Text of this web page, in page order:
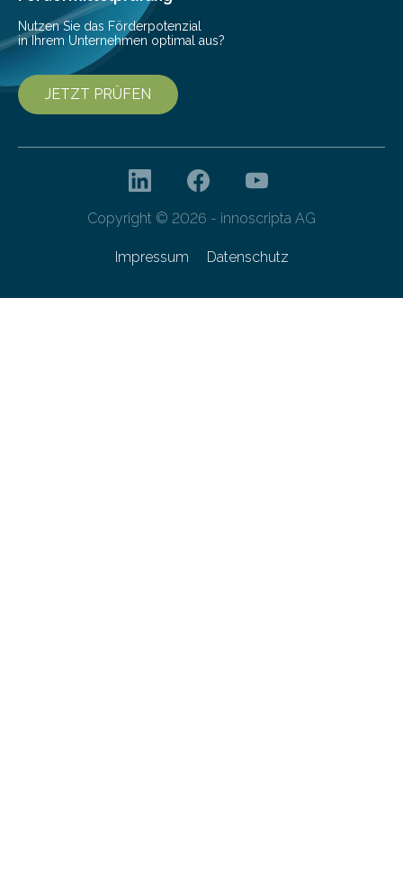
Nutzen Sie das Förderpotenzial
in Ihrem Unternehmen optimal aus?
JETZT PRÜFEN
Copyright © 2026 - innoscripta AG
Impressum Datenschutz